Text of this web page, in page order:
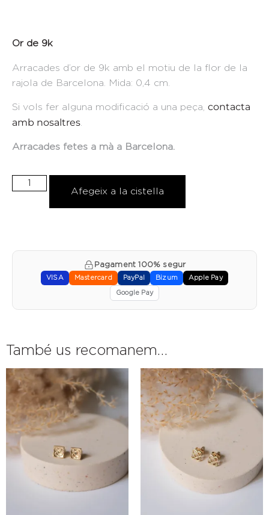
Or de 9k
Arracades d’or de 9k amb el motiu de la flor de la
rajola de Barcelona. Mida: 0,4 cm.
Si vols fer alguna modificació a una peça, contacta
amb nosaltres.
Arracades fetes a mà a Barcelona.
Afegeix a la cistella
Pagament 100% segur
VISA Mastercard PayPal Bizum Apple Pay
Google Pay
També us recomanem…